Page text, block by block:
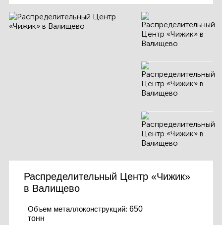
Распределительный Центр «Чижик»
в Валищево
Объем металлоконструкций: 650
тонн